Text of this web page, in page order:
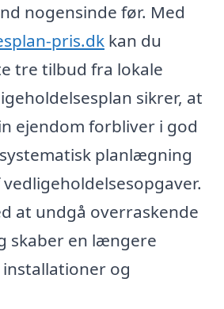
nogensinde før. Med
pris.dk kan du
tre tilbud fra lokale
sikrer, at
ejendom forbliver i god
planlægning
at undgå overraskende
skaber en længere
og